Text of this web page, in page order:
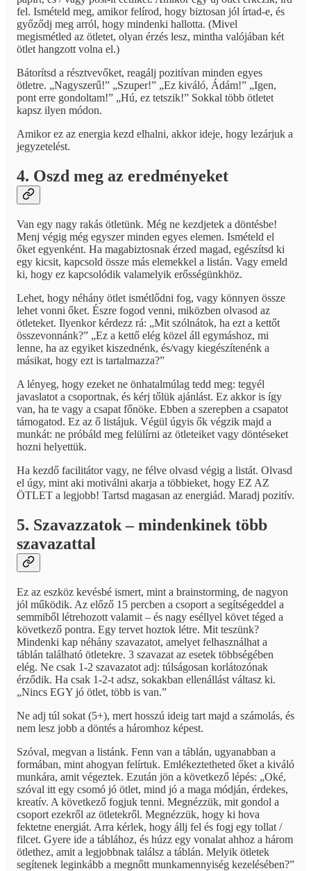
fel. Ismételd meg, amikor felírod, hogy biztosan jól írtad-e, és
győződj meg arról, hogy mindenki hallotta. (Mivel
megismétled az ötletet, olyan érzés lesz, mintha valójában két
ötlet hangzott volna el.)
Bátorítsd a résztvevőket, reagálj pozitívan minden egyes
ötletre. „Nagyszerű!” „Szuper!” „Ez kiváló, Ádám!” „Igen,
pont erre gondoltam!” „Hú, ez tetszik!” Sokkal több ötletet
kapsz ilyen módon.
Amikor ez az energia kezd elhalni, akkor ideje, hogy lezárjuk a
jegyzetelést.
4. Oszd meg az eredményeket
Van egy nagy rakás ötletünk. Még ne kezdjetek a döntésbe!
Menj végig még egyszer minden egyes elemen. Ismételd el
őket egyenként. Ha magabiztosnak érzed magad, egészítsd ki
egy kicsit, kapcsold össze más elemekkel a listán. Vagy emeld
ki, hogy ez kapcsolódik valamelyik erősségünkhöz.
Lehet, hogy néhány ötlet ismétlődni fog, vagy könnyen össze
lehet vonni őket. Észre fogod venni, miközben olvasod az
ötleteket. Ilyenkor kérdezz rá: „Mit szólnátok, ha ezt a kettőt
összevonnánk?” „Ez a kettő elég közel áll egymáshoz, mi
lenne, ha az egyiket kiszednénk, és/vagy kiegészítenénk a
másikat, hogy ezt is tartalmazza?”
A lényeg, hogy ezeket ne önhatalmúlag tedd meg: tegyél
javaslatot a csoportnak, és kérj tőlük ajánlást. Ez akkor is így
van, ha te vagy a csapat főnöke. Ebben a szerepben a csapatot
támogatod. Ez az ő listájuk. Végül úgyis ők végzik majd a
munkát: ne próbáld meg felülírni az ötleteiket vagy döntéseket
hozni helyettük.
Ha kezdő facilitátor vagy, ne félve olvasd végig a listát. Olvasd
el úgy, mint aki motiválni akarja a többieket, hogy EZ AZ
ÖTLET a legjobb! Tartsd magasan az energiád. Maradj pozitív.
5. Szavazzatok – mindenkinek több
szavazattal
Ez az eszköz kevésbé ismert, mint a brainstorming, de nagyon
jól működik. Az előző 15 percben a csoport a segítségeddel a
semmiből létrehozott valamit – és nagy eséllyel követ téged a
következő pontra. Egy tervet hoztok létre. Mit teszünk?
Mindenki kap néhány szavazatot, amelyet felhasználhat a
táblán található ötletekre. 3 szavazat az esetek többségében
elég. Ne csak 1-2 szavazatot adj: túlságosan korlátozónak
érződik. Ha csak 1-2-t adsz, sokakban ellenállást váltasz ki.
„Nincs EGY jó ötlet, több is van.”
Ne adj túl sokat (5+), mert hosszú ideig tart majd a számolás, és
nem lesz jobb a döntés a háromhoz képest.
Szóval, megvan a listánk. Fenn van a táblán, ugyanabban a
formában, mint ahogyan felírtuk. Emlékeztetheted őket a kiváló
munkára, amit végeztek. Ezután jön a következő lépés: „Oké,
szóval itt egy csomó jó ötlet, mind jó a maga módján, érdekes,
kreatív. A következő fogjuk tenni. Megnézzük, mit gondol a
csoport ezekről az ötletekről. Megnézzük, hogy ki hova
fektetne energiát. Arra kérlek, hogy állj fel és fogj egy tollat /
filcet. Gyere ide a táblához, és húzz egy vonalat ahhoz a három
ötlethez, amit a legjobbnak találsz a táblán. Melyik ötletek
segítenek leginkább a megnőtt munkamennyiség kezelésében?”